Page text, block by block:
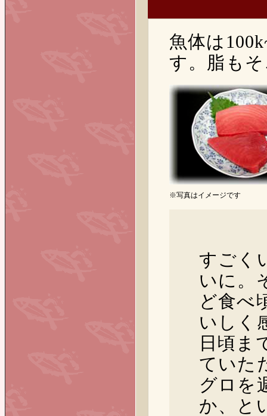
魚体は
す。脂も
※写真はイメージです
すごく
いに。
ど食べ
いしく
日頃ま
ていた
グロを
か、と